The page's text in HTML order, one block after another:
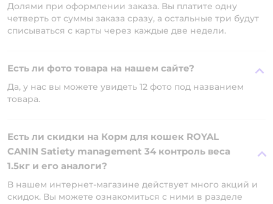
Долями при оформлении заказа. Вы платите одну
четверть от суммы заказа сразу, а остальные три будут
списываться с карты через каждые две недели.
Есть ли фото товара на нашем сайте?
Да, у нас вы можете увидеть 12 фото под названием
товара.
Есть ли скидки на Корм для кошек ROYAL
CANIN Satiety management 34 контроль веса
1.5кг и его аналоги?
В нашем интернет-магазине действует много акций и
скидок. Вы можете ознакомиться с ними в разделе